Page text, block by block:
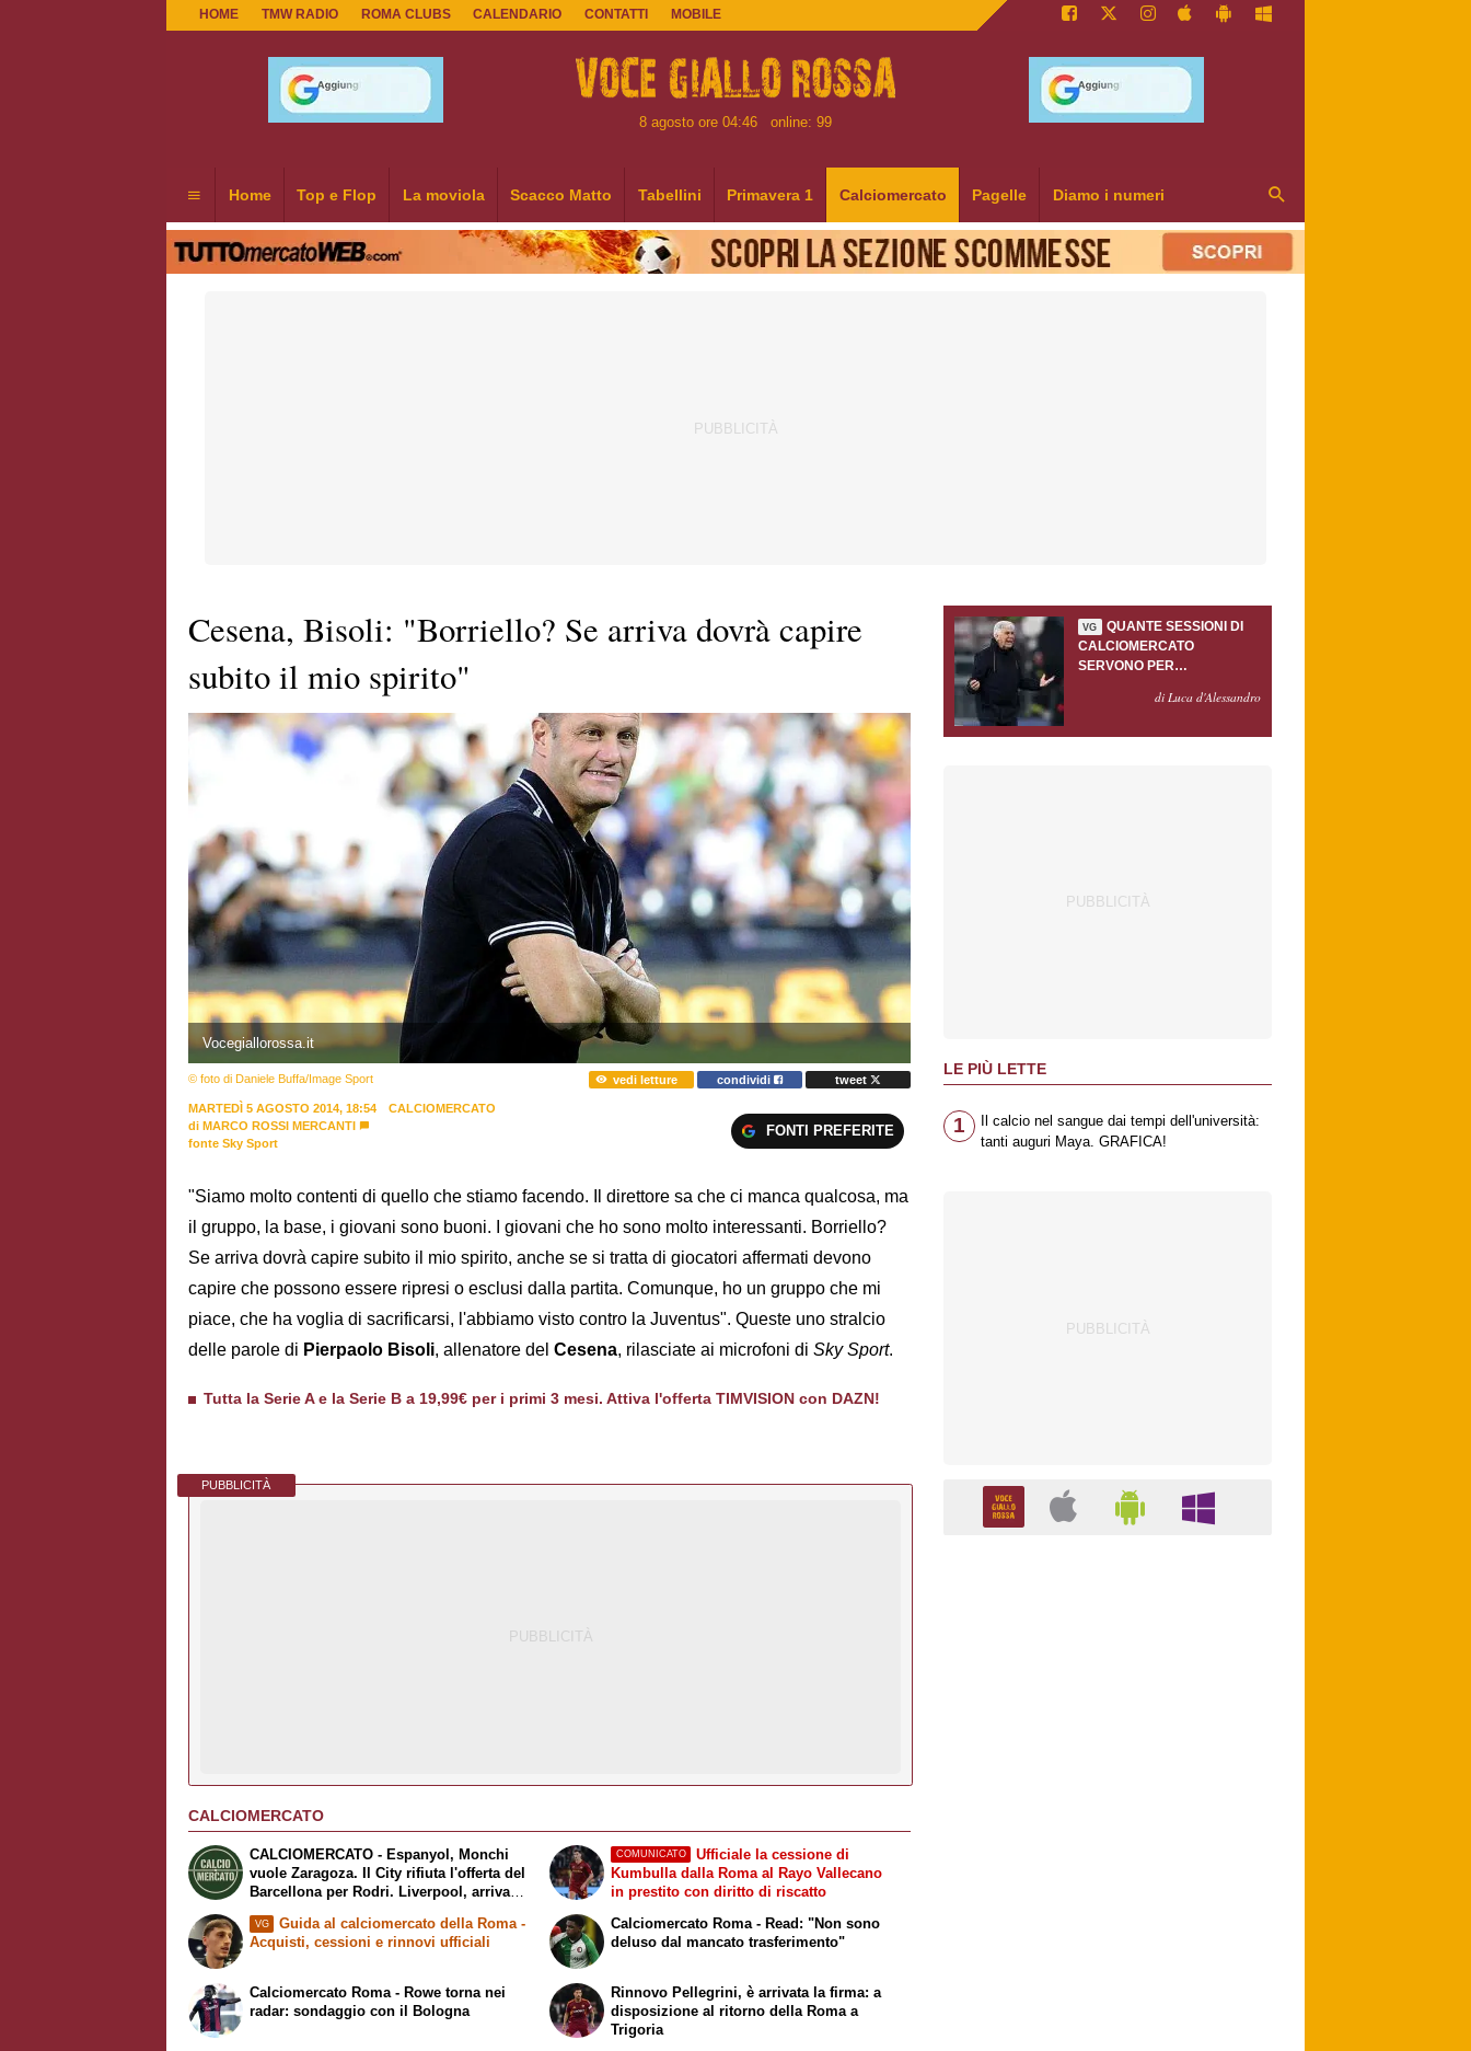
HOME TMW RADIO ROMA CLUBS CALENDARIO CONTATTI MOBILE
8 agosto ore 04:46 online: 99
Home Top e Flop La moviola Scacco Matto Tabellini Primavera 1 Calciomercato Pagelle Diamo i numeri
Cesena, Bisoli: "Borriello? Se arriva dovrà capire
subito il mio spirito"
Vocegiallorossa.it
© foto di Daniele Buffa/Image Sport vedi letture condividi tweet
MARTEDÌ 5 AGOSTO 2014, 18:54
CALCIOMERCATO
di MARCO ROSSI MERCANTI
fonte Sky Sport
FONTI PREFERITE
"Siamo molto contenti di quello che stiamo facendo. Il direttore sa che ci manca qualcosa, ma
il gruppo, la base, i giovani sono buoni. I giovani che ho sono molto interessanti. Borriello?
Se arriva dovrà capire subito il mio spirito, anche se si tratta di giocatori affermati devono
capire che possono essere ripresi o esclusi dalla partita. Comunque, ho un gruppo che mi
piace, che ha voglia di sacrificarsi, l'abbiamo visto contro la Juventus". Queste uno stralcio
delle parole di Pierpaolo Bisoli, allenatore del Cesena, rilasciate ai microfoni di Sky Sport.
Tutta la Serie A e la Serie B a 19,99€ per i primi 3 mesi. Attiva l'offerta TIMVISION con DAZN!
PUBBLICITÀ
CALCIOMERCATO
CALCIOMERCATO - Espanyol, Monchi
vuole Zaragoza. Il City rifiuta l'offerta del
Barcellona per Rodri. Liverpool, arriva
VG Guida al calciomercato della Roma-
Acquisti, cessioni e rinnovi ufficiali
COMUNICATO
Ufficiale la cessione di
Kumbulla dalla Roma al Rayo Vallecano
in prestito con diritto di riscatto
Calciomercato Roma - Read: "Non sono
deluso dal mancato trasferimento"
Calciomercato Roma - Rowe torna nei
radar: sondaggio con il Bologna
Rinnovo Pellegrini, è arrivata la firma: a
disposizione al ritorno della Roma a
Trigoria
VG
QUANTE SESSIONI DI
CALCIOMERCATO
SERVONO PER
GASPERINI?di Luca d'Alessandro
LE PIÙ LETTE
1
Il calcio nel sangue dai tempi dell'università:
tanti auguri Maya. GRAFICA!